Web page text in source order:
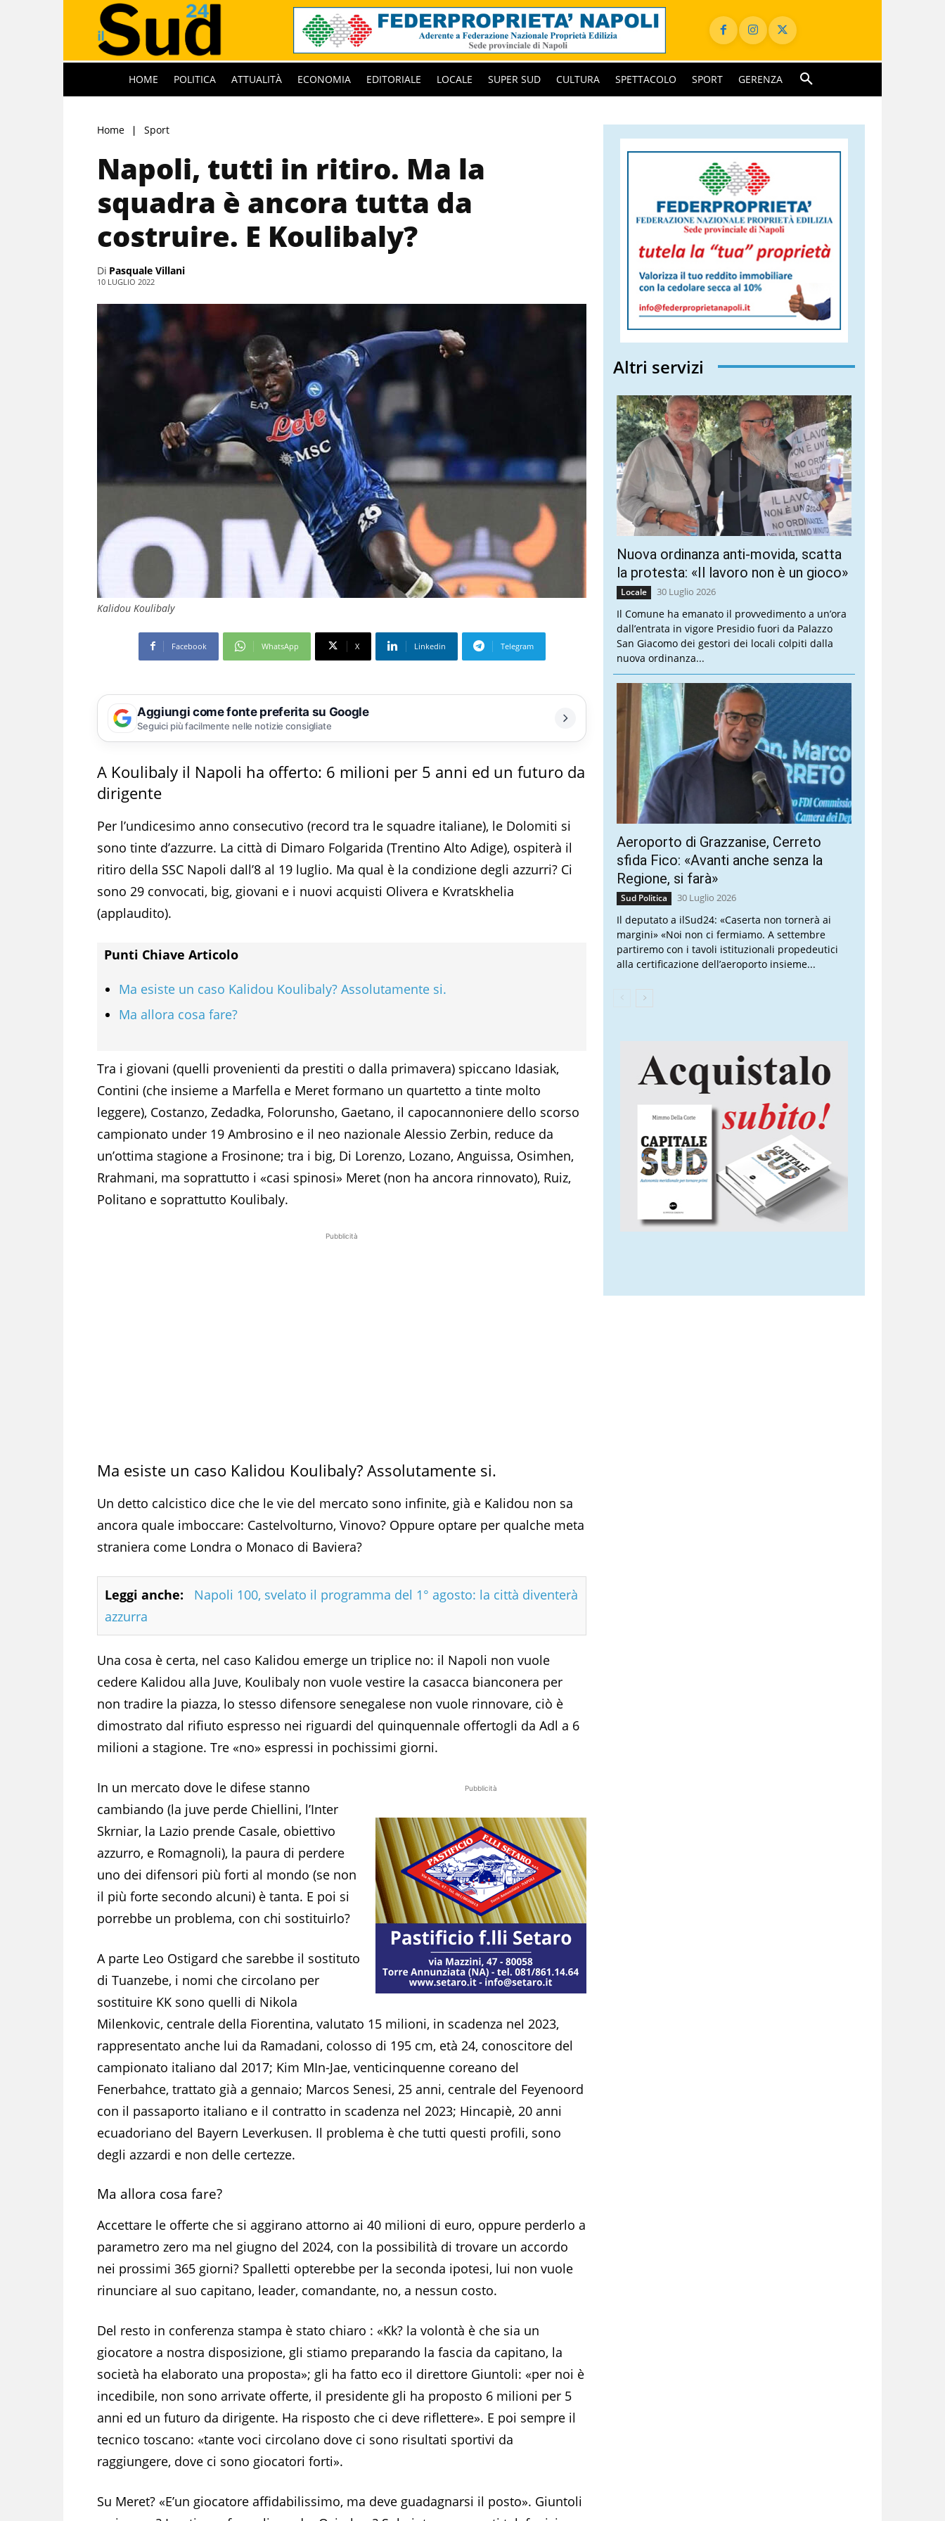
HOME POLITICA ATTUALITÀ ECONOMIA EDITORIALE LOCALE SUPER SUD CULTURA SPETTACOLO SPORT GERENZA
Home Sport
Napoli, tutti in ritiro. Ma la
squadra è ancora tutta da
costruire. E Koulibaly?
Di Pasquale Villani
10 LUGLIO 2022
Kalidou Koulibaly
Facebook WhatsApp X Linkedin Telegram
Aggiungi come fonte preferita su Google
Seguici più facilmente nelle notizie consigliate
A Koulibaly il Napoli ha offerto: 6 milioni per 5 anni ed un futuro da
dirigente
Per l’undicesimo anno consecutivo (record tra le squadre italiane), le Dolomiti si
sono tinte d’azzurre. La città di Dimaro Folgarida (Trentino Alto Adige), ospiterà il
ritiro della SSC Napoli dall’8 al 19 luglio. Ma qual è la condizione degli azzurri? Ci
sono 29 convocati, big, giovani e i nuovi acquisti Olivera e Kvratskhelia
(applaudito).
Punti Chiave Articolo
Ma esiste un caso Kalidou Koulibaly? Assolutamente si.
Ma allora cosa fare?
Tra i giovani (quelli provenienti da prestiti o dalla primavera) spiccano Idasiak,
Contini (che insieme a Marfella e Meret formano un quartetto a tinte molto
leggere), Costanzo, Zedadka, Folorunsho, Gaetano, il capocannoniere dello scorso
campionato under 19 Ambrosino e il neo nazionale Alessio Zerbin, reduce da
un’ottima stagione a Frosinone; tra i big, Di Lorenzo, Lozano, Anguissa, Osimhen,
Rrahmani, ma soprattutto i «casi spinosi» Meret (non ha ancora rinnovato), Ruiz,
Politano e soprattutto Koulibaly.
Pubblicità
Ma esiste un caso Kalidou Koulibaly? Assolutamente si.
Un detto calcistico dice che le vie del mercato sono infinite, già e Kalidou non sa
ancora quale imboccare: Castelvolturno, Vinovo? Oppure optare per qualche meta
straniera come Londra o Monaco di Baviera?
Leggi anche:
Napoli 100, svelato il programma del 1° agosto: la città diventerà
azzurra
Una cosa è certa, nel caso Kalidou emerge un triplice no: il Napoli non vuole
cedere Kalidou alla Juve, Koulibaly non vuole vestire la casacca bianconera per
non tradire la piazza, lo stesso difensore senegalese non vuole rinnovare, ciò è
dimostrato dal rifiuto espresso nei riguardi del quinquennale offertogli da Adl a 6
milioni a stagione. Tre «no» espressi in pochissimi giorni.
Pubblicità
In un mercato dove le difese stanno
cambiando (la juve perde Chiellini, l’Inter
Skrniar, la Lazio prende Casale, obiettivo
azzurro, e Romagnoli), la paura di perdere
uno dei difensori più forti al mondo (se non
il più forte secondo alcuni) è tanta. E poi si
porrebbe un problema, con chi sostituirlo?
A parte Leo Ostigard che sarebbe il sostituto
di Tuanzebe, i nomi che circolano per
sostituire KK sono quelli di Nikola
Milenkovic, centrale della Fiorentina, valutato 15 milioni, in scadenza nel 2023,
rappresentato anche lui da Ramadani, colosso di 195 cm, età 24, conoscitore del
campionato italiano dal 2017; Kim MIn-Jae, venticinquenne coreano del
Fenerbahce, trattato già a gennaio; Marcos Senesi, 25 anni, centrale del Feyenoord
con il passaporto italiano e il contratto in scadenza nel 2023; Hincapiè, 20 anni
ecuadoriano del Bayern Leverkusen. Il problema è che tutti questi profili, sono
degli azzardi e non delle certezze.
Ma allora cosa fare?
Accettare le offerte che si aggirano attorno ai 40 milioni di euro, oppure perderlo a
parametro zero ma nel giugno del 2024, con la possibilità di trovare un accordo
nei prossimi 365 giorni? Spalletti opterebbe per la seconda ipotesi, lui non vuole
rinunciare al suo capitano, leader, comandante, no, a nessun costo.
Del resto in conferenza stampa è stato chiaro : «Kk? la volontà è che sia un
giocatore a nostra disposizione, gli stiamo preparando la fascia da capitano, la
società ha elaborato una proposta»; gli ha fatto eco il direttore Giuntoli: «per noi è
incedibile, non sono arrivate offerte, il presidente gli ha proposto 6 milioni per 5
anni ed un futuro da dirigente. Ha risposto che ci deve riflettere». E poi sempre il
tecnico toscano: «tante voci circolano dove ci sono risultati sportivi da
raggiungere, dove ci sono giocatori forti».
Su Meret? «E’un giocatore affidabilissimo, ma deve guadagnarsi il posto». Giuntoli
Altri servizi
Nuova ordinanza anti-movida, scatta
la protesta: «Il lavoro non è un gioco»
Locale 30 Luglio 2026
Il Comune ha emanato il provvedimento a un’ora
dall’entrata in vigore Presidio fuori da Palazzo
San Giacomo dei gestori dei locali colpiti dalla
nuova ordinanza...
Aeroporto di Grazzanise, Cerreto
sfida Fico: «Avanti anche senza la
Regione, si farà»
Sud Politica 30 Luglio 2026
Il deputato a ilSud24: «Caserta non tornerà ai
margini» «Noi non ci fermiamo. A settembre
partiremo con i tavoli istituzionali propedeutici
alla certificazione dell’aeroporto insieme...